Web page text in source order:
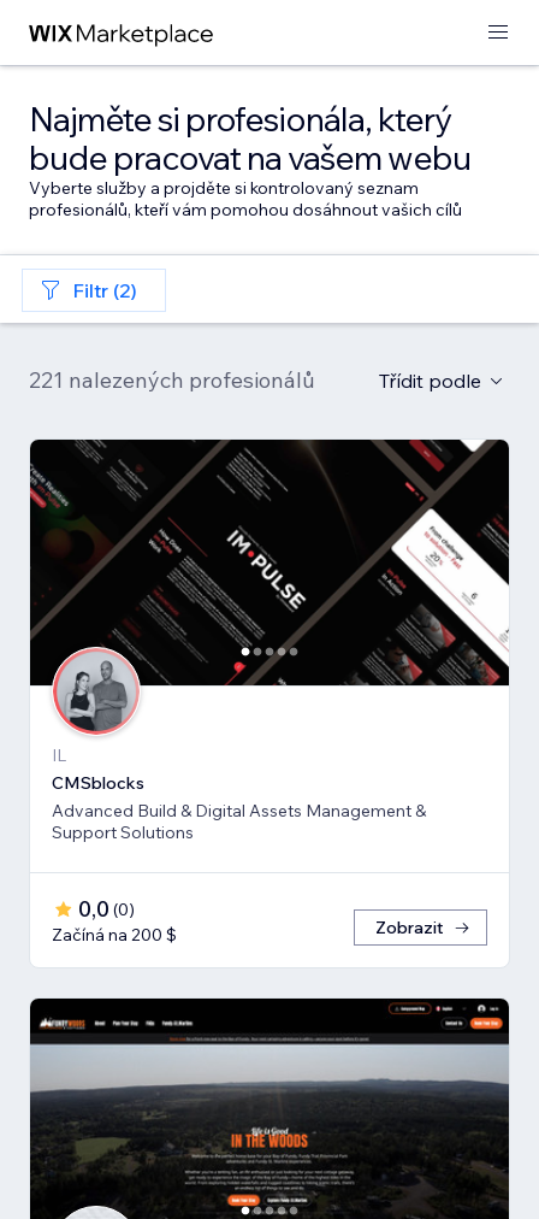
Najměte si profesionála, který
bude pracovat na vašem webu
Vyberte služby a projděte si kontrolovaný seznam
profesionálů, kteří vám pomohou dosáhnout vašich cílů
Filtr (2)
221 nalezených profesionálů Třídit podle
IL
CMSblocks
Advanced Build & Digital Assets Management &
Support Solutions
0,0 (0)
Začíná na 200 $
Zobrazit